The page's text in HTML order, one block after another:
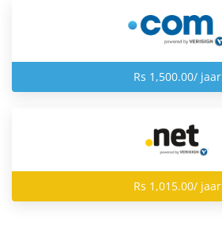
Rs 1,500.00/ jaar
Rs 1,015.00/ jaar